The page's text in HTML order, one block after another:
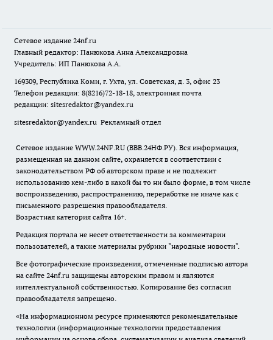
Сетевое издание 24nf.ru
Главный редактор: Панюкова Анна Александровна
Учредитель: ИП Панюкова А.А.
169309, Республика Коми, г. Ухта, ул. Советская, д. 3, офис 23
Телефон редакции: 8(8216)72-18-18, электронная почта
редакции: sitesredaktor@yandex.ru
sitesredaktor@yandex.ru Рекламный отдел
Сетевое издание WWW.24NF.RU (ВВВ.24НФ.РУ). Вся информация,
размещенная на данном сайте, охраняется в соответствии с
законодательством РФ об авторском праве и не подлежит
использованию кем-либо в какой бы то ни было форме, в том числе
воспроизведению, распространению, переработке не иначе как с
письменного разрешения правообладателя.
Возрастная категория сайта 16+.
Редакция портала не несет ответственности за комментарии
пользователей, а также материалы рубрики "народные новости".
Все фотографические произведения, отмеченные подписью автора
на сайте 24nf.ru защищены авторским правом и являются
интеллектуальной собственностью. Копирование без согласия
правообладателя запрещено.
«На информационном ресурсе применяются рекомендательные
технологии (информационные технологии предоставления